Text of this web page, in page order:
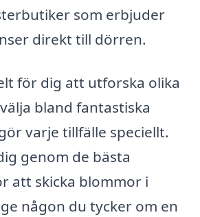
som erbjuder
direkt till dörren.
för dig att utforska olika
bland fantastiska
varje tillfälle speciellt.
genom de bästa
att skicka blommor i
någon du tycker om en